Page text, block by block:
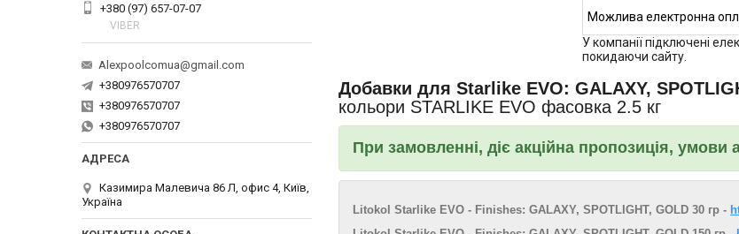
У компанії підключені
покидаючи сайту.
Добавки для Starlike EVO: GALAXY,
кольори STARLIKE EVO фасовка 2.5 кг
При замовленні, діє акційна пропозиція, умови
Litokol Starlike EVO - Finishes: GALAXY, SPOTLIGHT, GOLD 30 гр -
+380 (97) 657-07-07
VIBER
Alexpoolcomua@gmail.com
+380976570707
+380976570707
+380976570707
Казимира Малевича 86 Л, офис 4, Київ,
Україна